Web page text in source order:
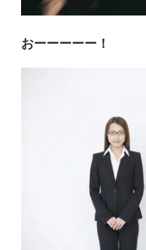
おーーーーー！